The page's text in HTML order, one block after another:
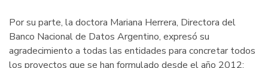
Por su parte, la doctora Mariana Herrera, Directora del
Banco Nacional de Datos Argentino, expresó su
agradecimiento a todas las entidades para concretar todos
los proyectos que se han formulado desde el año 2012: